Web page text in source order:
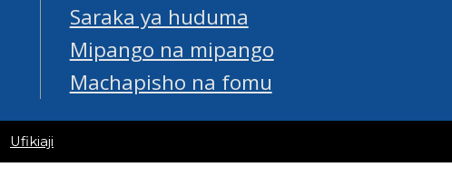
Saraka ya huduma
Mipango na mipango
Machapisho na fomu
Ufikiaji